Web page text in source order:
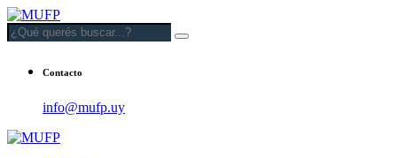
Contacto
info@mufp.uy